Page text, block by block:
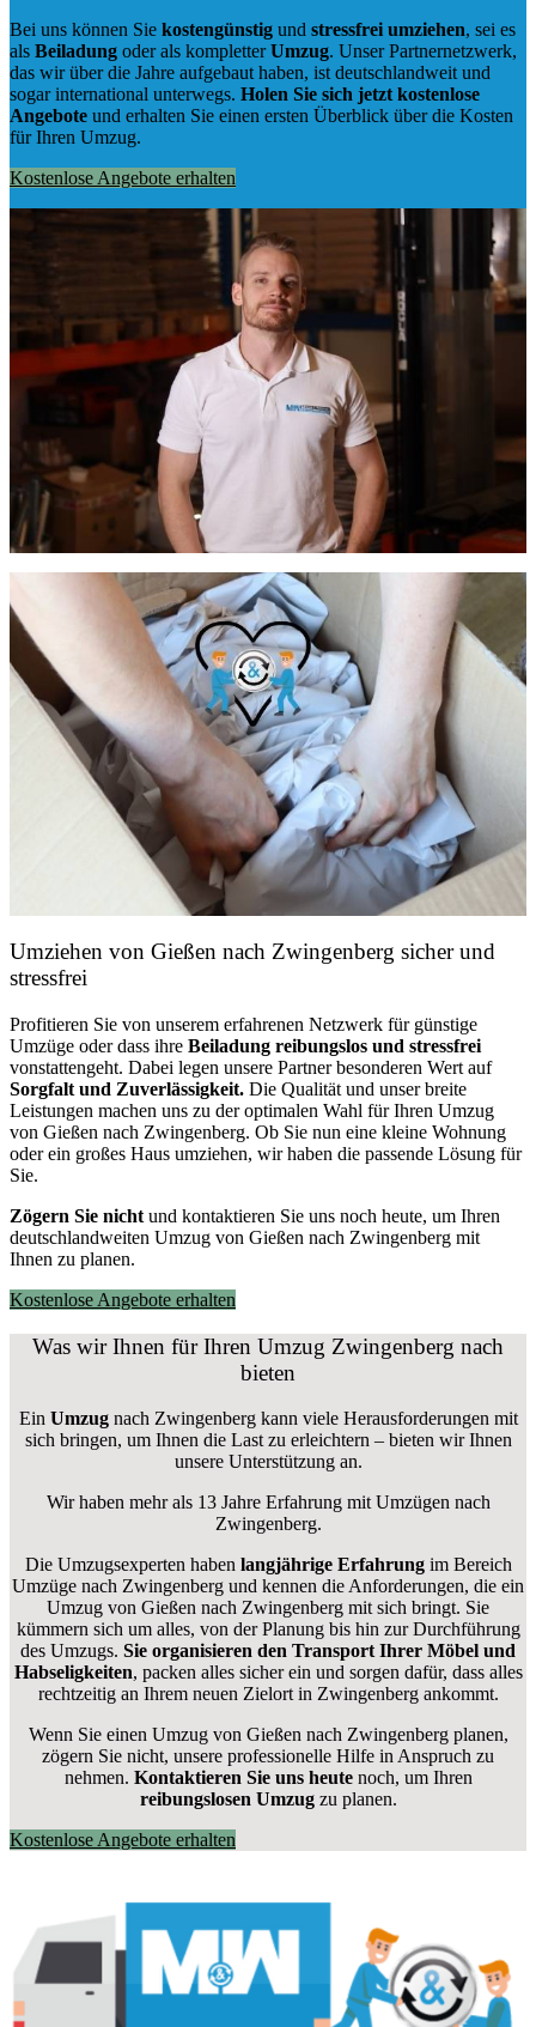
Bei uns können Sie kostengünstig und stressfrei umziehen, sei es
als Beiladung oder als kompletterUmzug. Unser Partnernetzwerk,
das wir über die Jahre aufgebaut haben, ist deutschlandweit und
sogar international unterwegs. Holen Sie sich jetzt kostenlose
Angebote und erhalten Sie einen ersten Überblick über die Kosten
für Ihren Umzug.
Kostenlose Angebote erhalten
Umziehen von Gießen nach Zwingenberg sicher und
stressfrei
Profitieren Sie von unserem erfahrenen Netzwerk für günstige
Umzüge oder dass ihre Beiladung reibungslos und stressfrei
vonstattengeht. Dabei legen unsere Partner besonderen Wert auf
Sorgfalt und Zuverlässigkeit. Die Qualität und unser breite
Leistungen machen uns zu der optimalen Wahl für Ihren Umzug
von Gießen nach Zwingenberg. Ob Sie nun eine kleine Wohnung
oder ein großes Haus umziehen, wir haben die passende Lösung für
Sie.
Zögern Sie nicht und kontaktieren Sie uns noch heute, um Ihren
deutschlandweiten Umzug von Gießen nach Zwingenberg mit
Ihnen zu planen.
Kostenlose Angebote erhalten
Was wir Ihnen für Ihren Umzug Zwingenberg nach
bieten
Ein Umzugnach Zwingenberg kann viele Herausforderungen mit
sich bringen, um Ihnen die Last zu erleichtern – bieten wir Ihnen
unsere Unterstützung an.
Wir haben mehr als 13 Jahre Erfahrung mit Umzügen nach
Zwingenberg.
Die Umzugsexperten haben langjährige Erfahrungim Bereich
Umzüge nach Zwingenberg und kennen die Anforderungen, die ein
Umzug von Gießen nach Zwingenberg mit sich bringt. Sie
kümmern sich um alles, von der Planung bis hin zur Durchführung
des Umzugs. Sie organisieren den Transport Ihrer Möbel und
Habseligkeiten, packen alles sicher ein und sorgen dafür, dass alles
rechtzeitig an Ihrem neuen Zielort in Zwingenberg ankommt.
Wenn Sie einen Umzug von Gießen nach Zwingenberg planen,
zögern Sie nicht, unsere professionelle Hilfe in Anspruch zu
nehmen. Kontaktieren Sie uns heutenoch, um Ihren
reibungslosen Umzugzu planen.
Kostenlose Angebote erhalten